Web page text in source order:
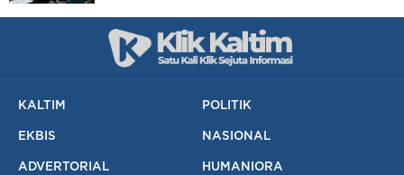
KALTIM POLITIK
EKBIS NASIONAL
ADVERTORIAL HUMANIORA